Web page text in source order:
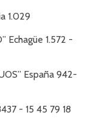
1.029
Echagüe 1.572 -
España 942-
- 15 45 79 18